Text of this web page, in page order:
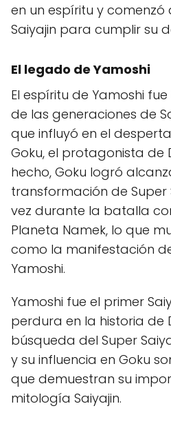
en un espíritu y
Saiyajin para cumplir su
El legado de Yamoshi
El espíritu de Yamoshi
de las generaciones de
que influyó en el
Goku, el protagonista de
hecho, Goku logró
transformación de Super
vez durante la batalla
Planeta Namek, lo que
como la manifestación
Yamoshi.
Yamoshi fue el primer
perdura en la historia de
búsqueda del Super
y su influencia en Goku
que demuestran su
mitología Saiyajin.